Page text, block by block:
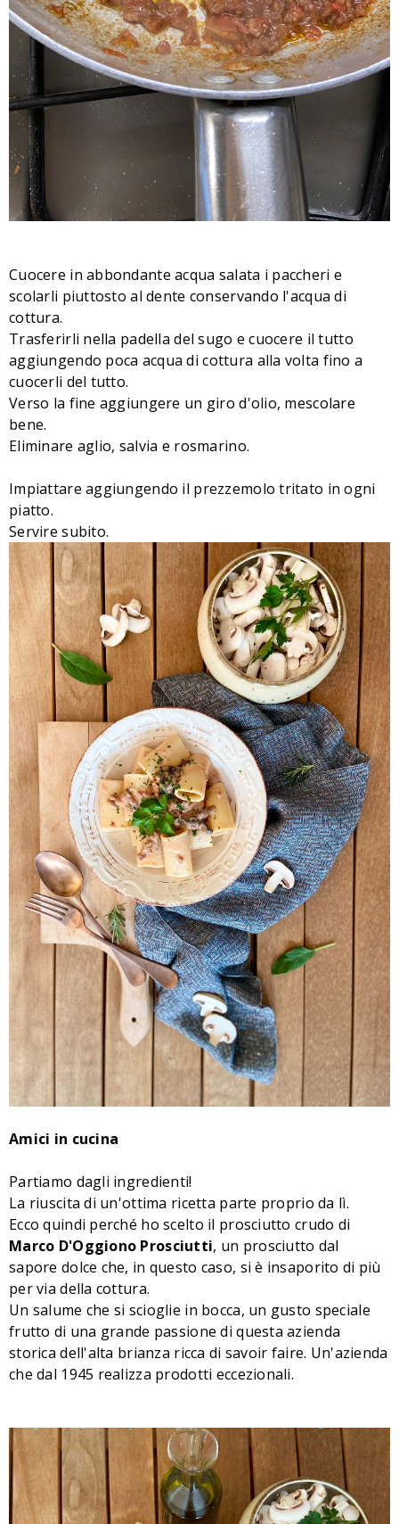
Cuocere in abbondante acqua salata i paccheri e
scolarli piuttosto al dente conservando l'acqua di
cottura.
Trasferirli nella padella del sugo e cuocere il tutto
aggiungendo poca acqua di cottura alla volta fino a
cuocerli del tutto.
Verso la fine aggiungere un giro d'olio, mescolare
bene.
Eliminare aglio, salvia e rosmarino.
Impiattare aggiungendo il prezzemolo tritato in ogni
piatto.
Servire subito.
Amici in cucina
Partiamo dagli ingredienti!
La riuscita di un'ottima ricetta parte proprio da lì.
Ecco quindi perché ho scelto il prosciutto crudo di
Marco D'Oggiono Prosciutti, un prosciutto dal
sapore dolce che, in questo caso, si è insaporito di più
per via della cottura.
Un salume che si scioglie in bocca, un gusto speciale
frutto di una grande passione di questa azienda
storica dell'alta brianza ricca di savoir faire. Un'azienda
che dal 1945 realizza prodotti eccezionali.